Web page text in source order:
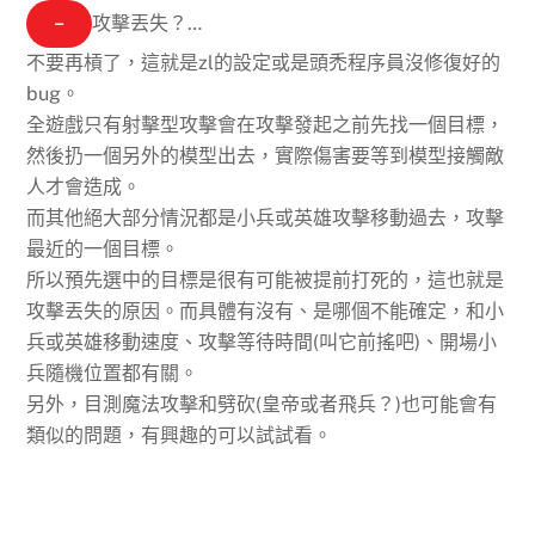
−
攻擊丟失？…
不要再槓了，這就是zl的設定或是頭禿程序員沒修復好的
bug 。
全遊戲只有射擊型攻擊會在攻擊發起之前先找一個目標，
然後扔一個另外的模型出去，實際傷害要等到模型接觸敵
人才會造成。
而其他絕大部分情況都是小兵或英雄攻擊移動過去，攻擊
最近的一個目標。
所以預先選中的目標是很有可能被提前打死的 ，這也就是
攻擊丟失的原因。而具體有沒有、是哪個不能確定，和小
兵或英雄移動速度、攻擊等待時間(叫它前搖吧)、開場小
兵隨機位置都有關。
另外，目測魔法攻擊和劈砍(皇帝或者飛兵？)也可能會有
類似的問題，有興趣的可以試試看。